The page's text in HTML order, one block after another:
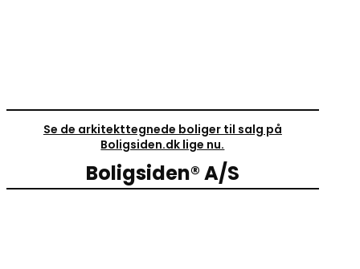
Se de arkitekttegnede boliger til salg på
Boligsiden.dk lige nu.
Boligsiden® A/S